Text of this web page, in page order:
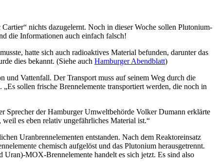
nichts dazugelernt. Noch in dieser Woche sollen Plutonium-
die Informationen auch einfach falsch!
hatte sich auch radioaktives Material befunden, darunter das
dies bekannt. (Siehe auch Hamburger Abendblatt)
Vattenfall. Der Transport muss auf seinem Weg durch die
sollen frische Brennelemente transportiert werden, die noch in
Sprecher der Hamburger Umweltbehörde Volker Dumann erklärte
es eben relativ ungefährliches Material ist.“
Uranbrennelementen entstanden. Nach dem Reaktoreinsatz
chemisch aufgelöst und das Plutonium herausgetrennt.
MOX-Brennelemente handelt es sich jetzt. Es sind also